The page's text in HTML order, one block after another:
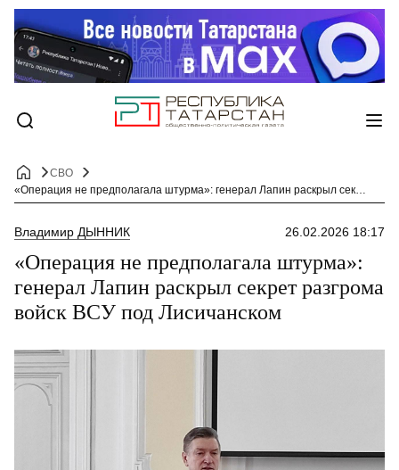
СВО
«Операция не предполагала штурма»: генерал Лапин раскрыл секрет разгрома войск ВСУ под Лисичанском
Владимир ДЫННИК 26.02.2026 18:17
«Операция не предполагала штурма»:
генерал Лапин раскрыл секрет разгрома
войск ВСУ под Лисичанском